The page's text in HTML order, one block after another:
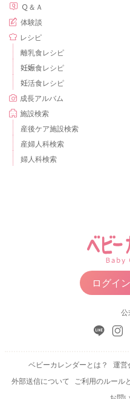
Ｑ＆Ａ
体験談
レシピ
離乳食レシピ
妊娠食レシピ
妊活食レシピ
成長アルバム
施設検索
産後ケア施設検索
産婦人科検索
婦人科検索
ログイ
公
ベビーカレンダーとは？ 運営
外部送信について
ご利用のルール